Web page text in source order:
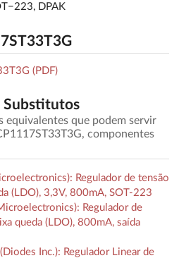
DPAK
(PDF)
Substitutos
equivalentes que podem servir
componentes
Regulador de tensão
(LDO), 3,3V, 800mA, SOT-223
Regulador de
queda (LDO), 800mA, saída
Inc.): Regulador Linear de